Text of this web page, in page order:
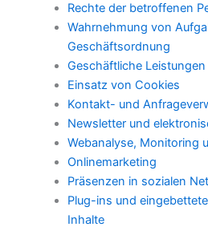
Rechte der betroffenen
Wahrnehmung von
Geschäftsordnung
Geschäftliche Leistungen
Einsatz von Cookies
Kontakt- und
Newsletter und
Webanalyse, Monitoring
Onlinemarketing
Präsenzen in sozialen
Plug-ins und
Inhalte